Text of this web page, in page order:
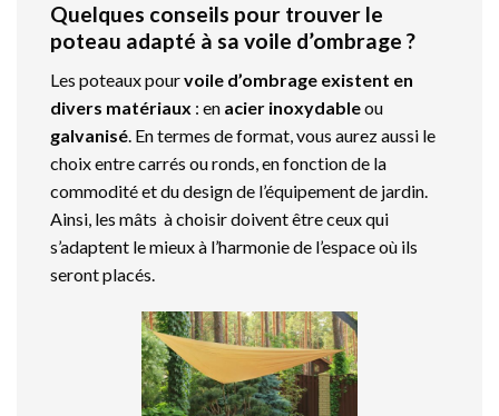
Quelques conseils pour trouver le
poteau adapté à sa voile d’ombrage ?
Les poteaux pourvoile d’ombrage existent en
divers matériaux : en acier inoxydableou
galvanisé. En termes de format, vous aurez aussi le
choix entre carrés ou ronds, en fonction de la
commodité et du design de l’équipement de jardin.
Ainsi, les mâts à choisir doivent être ceux qui
s’adaptent le mieux à l’harmonie de l’espace où ils
seront placés.